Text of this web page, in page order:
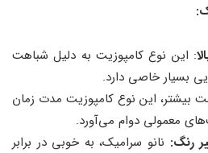
: این نوع کامپوزیت به دلیل شباهت
بسیار خاصی دارد.
بیشتر، این نوع کامپوزیت مدت زمان
معمولی دوام می‌آورد.
رنگ: نانو سرامیک، به خوبی در برابر